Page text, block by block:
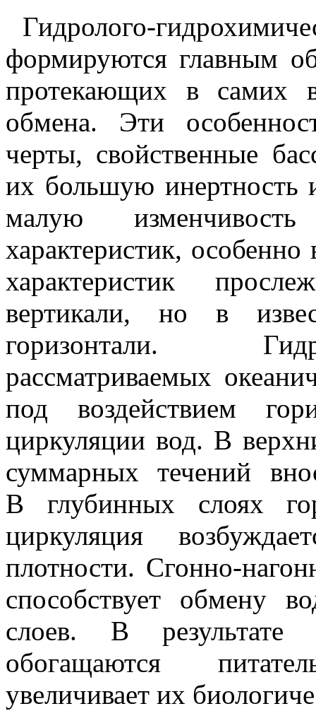
Гидролого-
формируются главным
протекающих в самих
обмена. Эти
черты, свойственные
их большую инертность
малую изменчивость
характеристик,
характеристик
вертикали, но в
горизонтали.
рассматриваемых
под воздействием
циркуляции вод. В
суммарных течений
В глубинных слоях
циркуляция
плотности. Сгонно-
способствует обмену
слоев. В результате
обогащаются
увеличивает их